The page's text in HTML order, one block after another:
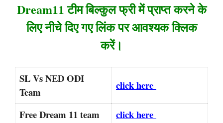
Dream11 टीम बिल्कुल फ्री में प्राप्त करने के
लिए नीचे दिए गए लिंक पर आवश्यक क्लिक
करें।
SL Vs NED ODI
Team
click here
Free Dream 11 team
click here